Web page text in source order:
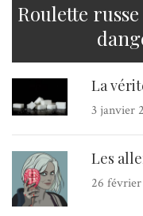
Roulette
La
3 janvier
Les
26 février